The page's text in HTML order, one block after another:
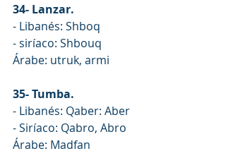
34- Lanzar.
- Libanés: Shboq
- siríaco: Shbouq
Árabe: utruk, armi
35- Tumba.
- Libanés: Qaber: Aber
- Siríaco: Qabro, Abro
Árabe: Madfan